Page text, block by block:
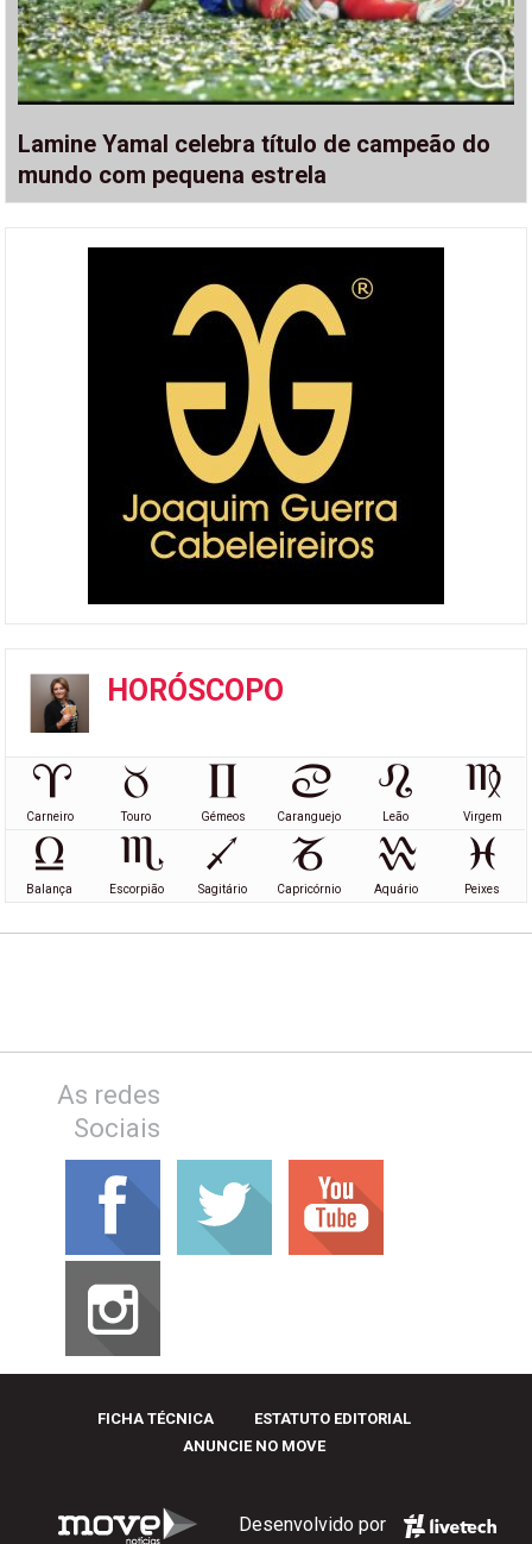
Lamine Yamal celebra título de campeão do
mundo com pequena estrela
HORÓSCOPO
Carneiro Touro Gémeos Caranguejo Leão Virgem
Balança Escorpião Sagitário Capricórnio Aquário Peixes
As redes
Sociais
FICHA TÉCNICA
ESTATUTO EDITORIAL
ANUNCIE NO MOVE
Desenvolvido por